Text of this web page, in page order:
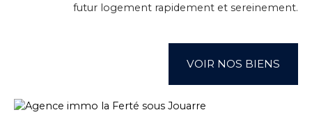
futur logement rapidement et sereinement.
VOIR NOS BIENS